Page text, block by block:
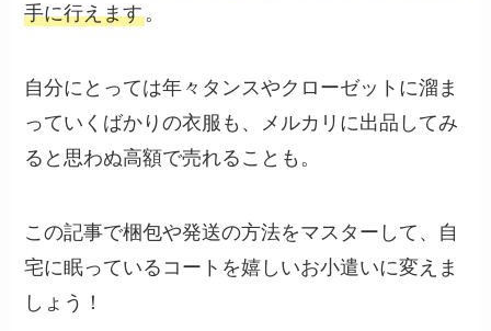
手に行えます。
自分にとっては年々タンスやクローゼットに溜ま
っていくばかりの衣服も、メルカリに出品してみ
ると思わぬ高額で売れることも。
この記事で梱包や発送の方法をマスターして、自
宅に眠っているコートを嬉しいお小遣いに変えま
しょう！